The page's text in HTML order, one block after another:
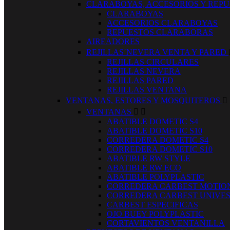
CLARABOYAS, ACCESORIOS Y
CLARABOYAS
ACCESORIOS CLARABOYAS
REPUESTOS CLARABORAS
AIREADORES
REJILLAS´NEVERA VENTA Y PARED
REJILLAS CIRCULARES
REJILLAS NEVERA
REJILLAS PARED
REJILLAS VENTANA
VENTANAS, ESTORES Y MOSQUITEROS 
VENTANAS  
ABATIBLE DOMETIC S4
ABATIBLE DOMETIC S10
CORREDERA DOMETIC S4
CORREDERA DOMETIC S10
ABATIBLE RW STYLE
ABATIBLE RW ECO
ABATIBLE POLYPLASTIC
CORREDERA CARBEST
CORREDERA CARBEST
CARBEST ESPECIFICAS
OJO BUEY POLYPLASTIC
CORTAVIENTOS VENTANILLA